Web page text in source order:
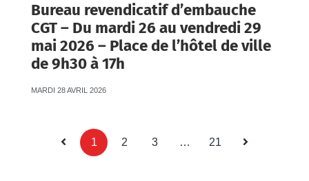
Bureau revendicatif d’embauche
CGT – Du mardi 26 au vendredi 29
mai 2026 – Place de l’hôtel de ville
de 9h30 à 17h
MARDI 28 AVRIL 2026
1 2 3 … 21